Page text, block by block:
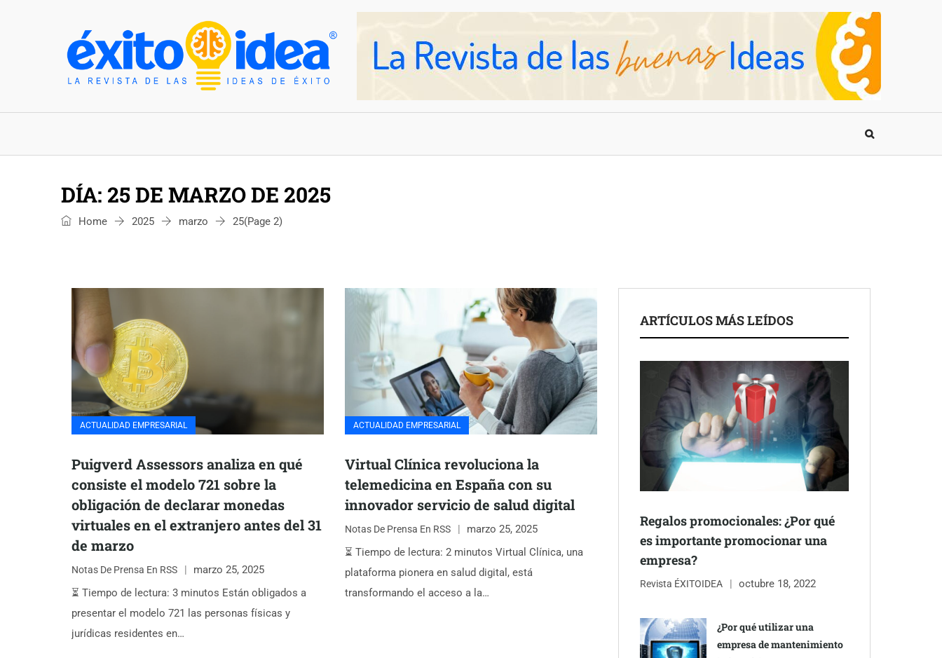
DÍA: 25 DE MARZO DE 2025
Home 2025 marzo 25(Page 2)
ACTUALIDAD EMPRESARIAL
Puigverd Assessors analiza en qué
consiste el modelo 721 sobre la
obligación de declarar monedas
virtuales en el extranjero antes del 31
de marzo
Notas De Prensa En RSS
marzo 25, 2025
⏳ Tiempo de lectura: 3 minutos Están obligados a
presentar el modelo 721 las personas físicas y
jurídicas residentes en…
ACTUALIDAD EMPRESARIAL
Virtual Clínica revoluciona la
telemedicina en España con su
innovador servicio de salud digital
Notas De Prensa En RSS
marzo 25, 2025
⏳ Tiempo de lectura: 2 minutos Virtual Clínica, una
plataforma pionera en salud digital, está
transformando el acceso a la…
ARTÍCULOS MÁS LEÍDOS
Regalos promocionales: ¿Por qué
es importante promocionar una
empresa?
Revista ÉXITOIDEA octubre 18, 2022
¿Por qué utilizar una
empresa de mantenimiento